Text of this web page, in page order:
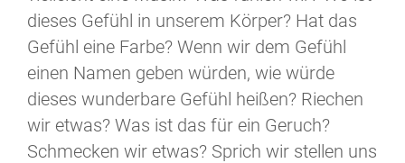
dieses Gefühl in unserem Körper? Hat das
Gefühl eine Farbe? Wenn wir dem Gefühl
einen Namen geben würden, wie würde
dieses wunderbare Gefühl heißen? Riechen
wir etwas? Was ist das für ein Geruch?
Schmecken wir etwas? Sprich wir stellen uns